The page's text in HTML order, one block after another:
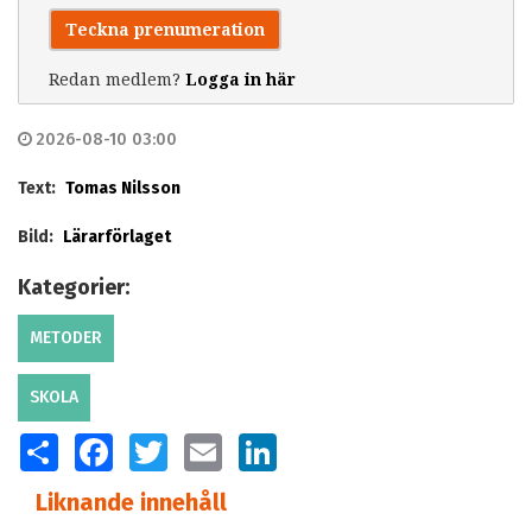
Teckna prenumeration
Redan medlem? Logga in här
2026-08-10 03:00
Text: Tomas Nilsson
Bild: Lärarförlaget
Kategorier:
METODER
SKOLA
SHARE FACEBOOKTWITTER EMAIL
Liknande innehåll